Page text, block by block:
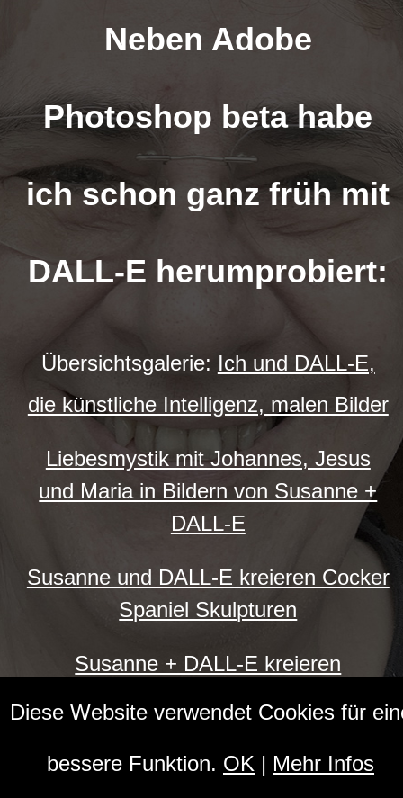
Neben Adobe
Photoshop beta habe
ich schon ganz früh mit
DALL-E herumprobiert:
Übersichtsgalerie: Ich und DALL-E,
die künstliche Intelligenz, malen Bilder
Liebesmystik mit Johannes, Jesus
und Maria in Bildern von Susanne +
DALL-E
Susanne und DALL-E kreieren Cocker
Spaniel Skulpturen
Susanne + DALL-E kreieren
Susanne + DALL-E, die künstliche
Intelligenz, machen Skulpturen
Diese Website verwendet Cookies für
bessere Funktion. OK | Mehr Infos